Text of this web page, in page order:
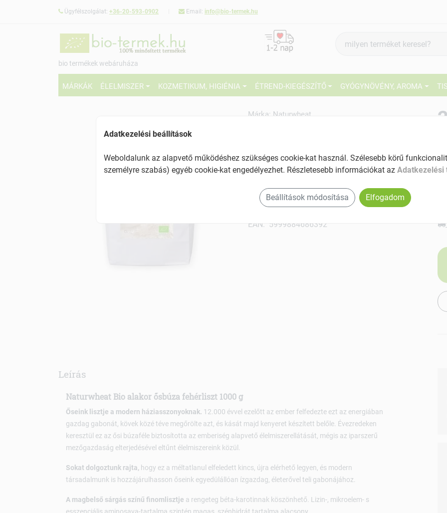
Ügyfélszolgálat: +36-20-593-0902 Email: info@bio-termek.hu
bio termékek webáruháza
keresés
MÁRKÁK ÉLELMISZER KOZMETIKUM, HIGIÉNIA ÉTREND-KIEGÉSZÍTŐ GYÓGYNÖVÉNY, AROMA
Márka: Naturwheat
A legősibb lisztféle
Tartalom: 1000 g
Egyedülállóan ízgazdag
Alacsony szénhidrát tartalmú
EAN: 5999884686392
Leírás
Naturwheat Bio alakor ősbúza fehérliszt 1000 g
Őseink lisztje a modern háziasszonyoknak. 12.000 évvel ezelőtt az ember felfedezte ezt az energiában
gazdag gabonát, kövek közé téve megőrölte azt, és kását majd kenyeret készített belőle. Évezredeken
keresztül ez az ősi búzaféle biztosította az emberiség alapvető élelmiszerellátását, mégis az iparszerű
mezőgazdaság elterjedésével eltűnt élelmiszereink közül.
Sokat dolgoztunk rajta, hogy ez a méltatlanul elfeledett kincs, újra elérhető legyen, és modern
társadalmunk is hozzájárulhasson őseink egyedülállóan ízgazdag, életerővel teli gabonájához.
A magbelső sárgás színű finomlisztje a rengeteg béta-karotinnak köszönhető. Lizin-, mikroelem- s
Adatkezelési beállítások
Weboldalunk az alapvető működéshez szükséges cookie-kat használ. Szélesebb körű
személyre szabás) egyéb cookie-kat engedélyezhet. Részletesebb információkat az Adatkezelési
Beállítások módosítása Elfogadom